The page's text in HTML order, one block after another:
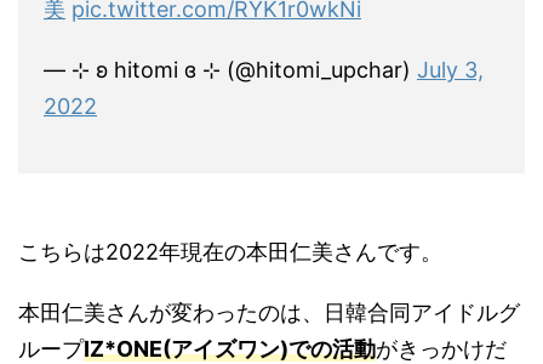
美 pic.twitter.com/RYK1r0wkNi
— ⊹ ʚ hitomi ɞ ⊹ (@hitomi_upchar) July 3,
2022
こちらは2022年現在の本田仁美さんです。
本田仁美さんが変わったのは、日韓合同アイドルグ
ループIZ*ONE(アイズワン)での活動がきっかけだ